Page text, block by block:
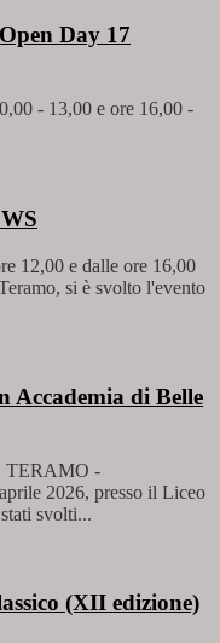
Day 17
- 13,00 e ore 16,00 -
12,00 e dalle ore 16,00
si è svolto l'evento
di Belle
TERAMO -
2026, presso il Liceo
svolti...
(XII edizione)